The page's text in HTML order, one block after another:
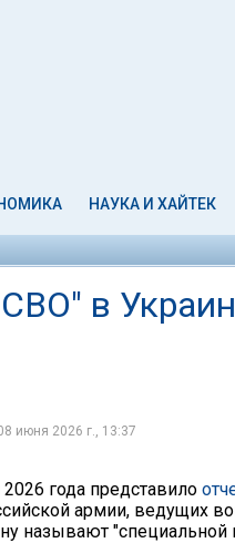
НАУКА И ХАЙТЕК
в
июня 2026 г., 13:37
года представило
армии, ведущих
называют "специальной